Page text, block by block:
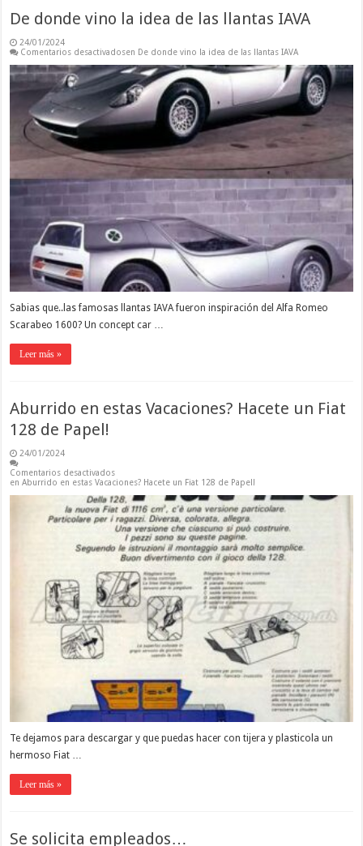
De donde vino la idea de las llantas IAVA
24/01/2024
Comentarios desactivadosen De donde vino la idea de las llantas IAVA
Sabias que..las famosas llantas IAVA fueron inspiración del Alfa Romeo
Scarabeo 1600? Un concept car …
Leer más »
Aburrido en estas Vacaciones? Hacete un Fiat
128 de Papel!
24/01/2024
Comentarios desactivados
en Aburrido en estas Vacaciones? Hacete un Fiat 128 de Papel!
Te dejamos para descargar y que puedas hacer con tijera y plasticola un
hermoso Fiat …
Leer más »
Se solicita empleados…